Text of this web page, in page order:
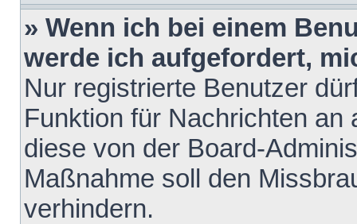
» Wenn ich bei einem
werde ich aufgefordert,
Nur registrierte Benutzer
Funktion für Nachrichten
diese von der Board-
Maßnahme soll den
verhindern.